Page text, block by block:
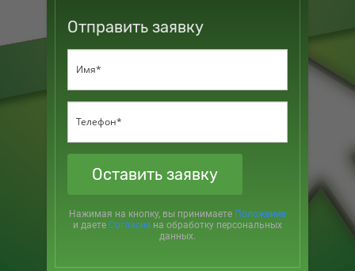
Отправить заявку
Оставить заявку
Нажимая на кнопку, вы принимаете Положение
и даете Согласие на обработку персональных
данных.